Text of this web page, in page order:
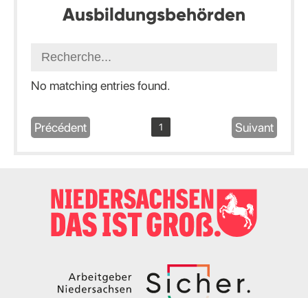
Ausbildungsbehörden
No matching entries found.
Précédent 1 Suivant